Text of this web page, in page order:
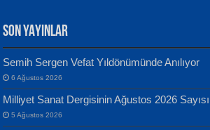
MUSTAFA KELOĞLU
Yarına İz Bırakmak...
Yılmaz Ekinci
Geceye Söylenen...
SON YAYINLAR
Semih Sergen Vefat Yıldönümünde Anılıyor
6 Ağustos 2026
Milliyet Sanat Dergisinin Ağustos 2026 Sayısı
5 Ağustos 2026